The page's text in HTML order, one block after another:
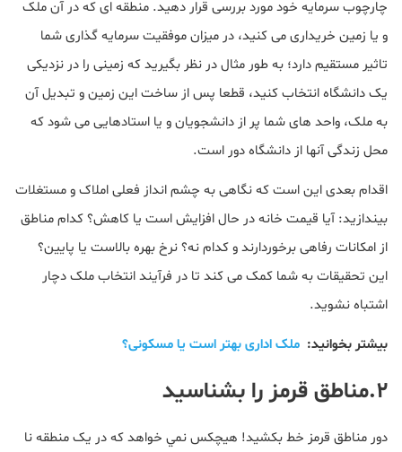
چارچوب سرمایه خود مورد بررسی قرار دهید. منطقه ای که در آن ملک
و یا زمین خریداری می کنید، در میزان موفقیت سرمایه گذاری شما
تاثیر مستقیم دارد؛ به طور مثال در نظر بگیرید که زمینی را در نزدیکی
یک دانشگاه انتخاب کنید، قطعا پس از ساخت این زمین و تبدیل آن
به ملک، واحد های شما پر از دانشجویان و یا استادهایی می شود که
محل زندگی آنها از دانشگاه دور است.
اقدام بعدی این است که نگاهی به چشم انداز فعلی املاک و مستغلات
بیندازید: آیا قیمت خانه در حال افزایش است یا کاهش؟ کدام مناطق
از امکانات رفاهی برخوردارند و کدام نه؟ نرخ بهره بالاست یا پایین؟
این تحقیقات به شما کمک می کند تا در فرآیند انتخاب ملک دچار
اشتباه نشوید.
بیشتر بخوانید: ملک اداری بهتر است یا مسکونی؟
۲.مناطق قرمز را بشناسید
دور مناطق قرمز خط بکشيد! هيچکس نمي خواهد که در يک منطقه نا